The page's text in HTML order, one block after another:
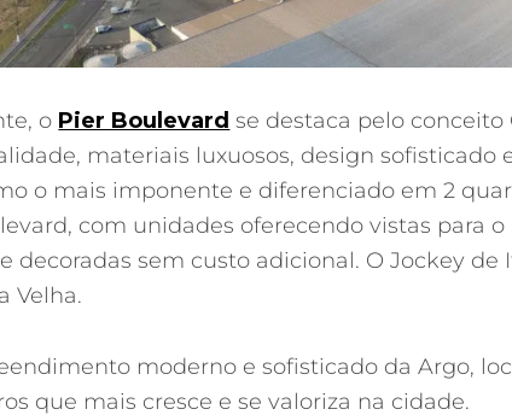
o Pier Boulevard se destaca pelo
materiais luxuosos, design sofisticado
o mais imponente e diferenciado em 2
com unidades oferecendo vistas para
decoradas sem custo adicional. O Jockey
Velha.
moderno e sofisticado da Argo,
que mais cresce e se valoriza na cidade.